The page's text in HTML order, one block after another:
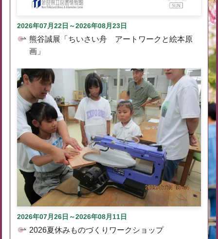
2026年07月22日～2026年08月23日
熊谷誠展「ちいさい舟 アートワークと絵本原
画」
2026年07月26日～2026年08月11日
2026夏休みものづくりワークショップ